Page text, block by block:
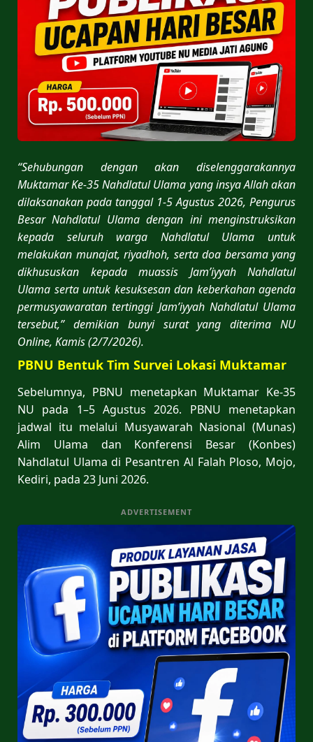
“Sehubungan dengan akan diselenggarakannya
Muktamar Ke-35 Nahdlatul Ulama yang insya Allah akan
dilaksanakan pada tanggal 1-5 Agustus 2026, Pengurus
Besar Nahdlatul Ulama dengan ini menginstruksikan
kepada seluruh warga Nahdlatul Ulama untuk
melakukan munajat, riyadhoh, serta doa bersama yang
dikhususkan kepada muassis Jam’iyyah Nahdlatul
Ulama serta untuk kesuksesan dan keberkahan agenda
permusyawaratan tertinggi Jam’iyyah Nahdlatul Ulama
tersebut,” demikian bunyi surat yang diterima NU
Online, Kamis (2/7/2026).
PBNU Bentuk Tim Survei Lokasi Muktamar
Sebelumnya, PBNU menetapkan Muktamar Ke-35
NU pada 1–5 Agustus 2026. PBNU menetapkan
jadwal itu melalui Musyawarah Nasional (Munas)
Alim Ulama dan Konferensi Besar (Konbes)
Nahdlatul Ulama di Pesantren Al Falah Ploso, Mojo,
Kediri, pada 23 Juni 2026.
ADVERTISEMENT